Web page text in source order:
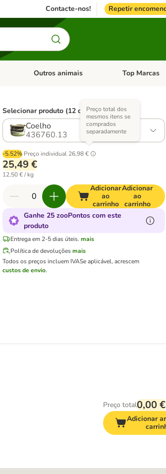
Contacte-nos! Repetir
categoria: Roedores
Abrir menu de categoria: Pássaros
Outros animais Abrir menu de
Top Marcas
Selecionar produto (12 opções)
Coelho
436760.13
-5.52% Preço individual 26,98 €
Preço total dos
mesmos itens se
comprados
separadamente
25,49 €
12,50 € / kg
Adicionar
ao
carrinho
Adicionar
ao
carrinho
Ganhe 25 zooPontos com este
produto
Entrega em 2-5 dias úteis. mais
Política de devoluçõesmais
Todos os preços incluem IVASe aplicável, acrescem
custos de envio.
Preço total0,00 €
Adicionar